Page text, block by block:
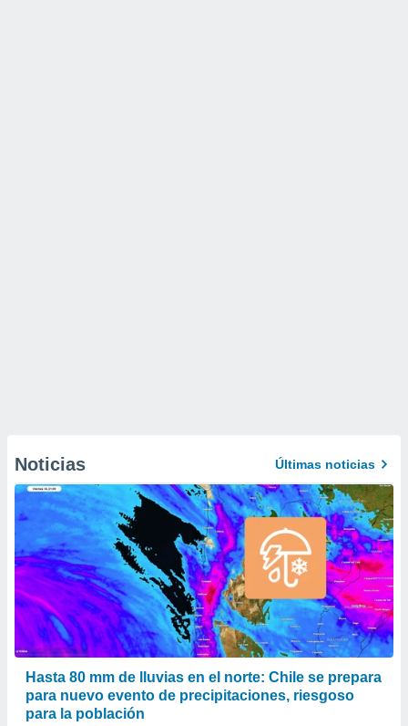
Noticias Últimas noticias
Hasta 80 mm de lluvias en el norte: Chile se prepara
para nuevo evento de precipitaciones, riesgoso
para la población